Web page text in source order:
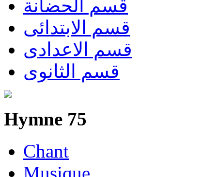
قسم الحضانة
قسم الابتدائى
قسم الاعدادى
قسم الثانوى
Hymne 75
Chant